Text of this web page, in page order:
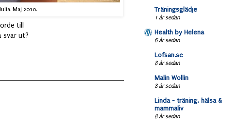
Maj 2010.
till
svar ut?
Träningsglädje
1 år sedan
Health by Helena
6 år sedan
Lofsan.se
8 år sedan
Malin Wollin
8 år sedan
Linda - träning, hälsa &
mammaliv
8 år sedan